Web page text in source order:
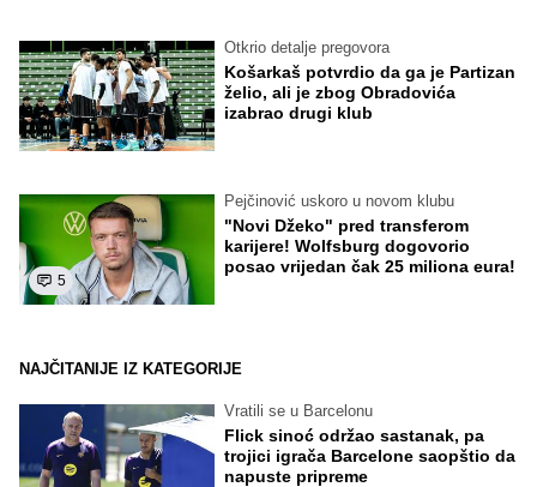
Otkrio detalje pregovora
Košarkaš potvrdio da ga je Partizan
želio, ali je zbog Obradovića
izabrao drugi klub
5
Pejčinović uskoro u novom klubu
"Novi Džeko" pred transferom
karijere! Wolfsburg dogovorio
posao vrijedan čak 25 miliona eura!
NAJČITANIJE IZ KATEGORIJE
Vratili se u Barcelonu
Flick sinoć održao sastanak, pa
trojici igrača Barcelone saopštio da
napuste pripreme